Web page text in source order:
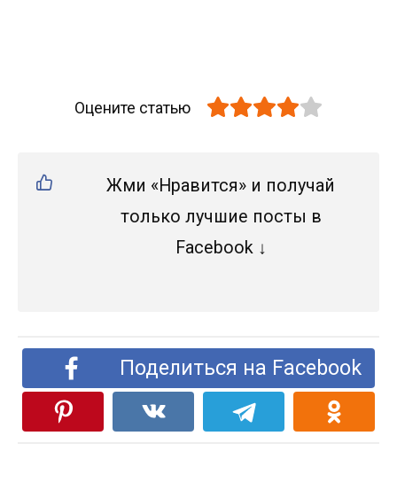
Оцените статью
Жми «Нравится» и получай
только лучшие посты в
Facebook ↓
Поделиться на Facebook